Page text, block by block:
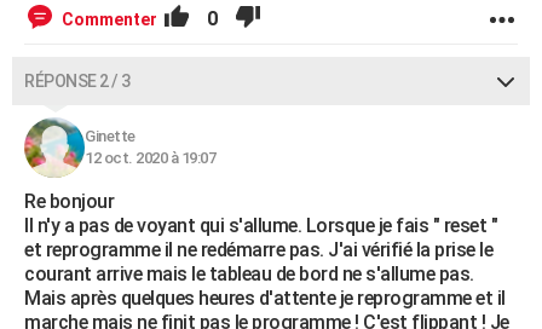
Bricolage
Lifestyle
Culture
Sport
Auto
Television
Voyage
Cinema
Commenter 0
RÉPONSE 2 / 3
Ginette
12 oct. 2020 à 19:07
Re bonjour
Il n'y a pas de voyant qui s'allume. Lorsque je fais " reset "
et reprogramme il ne redémarre pas. J'ai vérifié la prise le
courant arrive mais le tableau de bord ne s'allume pas.
Mais après quelques heures d'attente je reprogramme et il
marche mais ne finit pas le programme ! C'est flippant ! Je